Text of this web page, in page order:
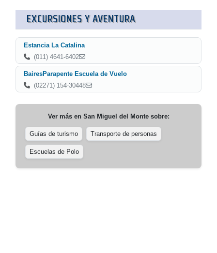
EXCURSIONES Y AVENTURA
Estancia La Catalina
(011) 4641-6402
BairesParapente Escuela de Vuelo
(02271) 154-30448
Ver más en San Miguel del Montesobre:
Guías de turismo Transporte de personas
Escuelas de Polo